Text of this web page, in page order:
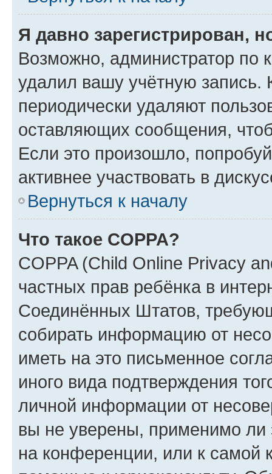
Я давно зарегистрирован,
Возможно, администратор по
удалил вашу учётную запись.
периодически удаляют
оставляющих сообщения,
Если это произошло,
активнее участвовать в
Вернуться к началу
Что такое COPPA?
COPPA (Child Online Privacy
частных прав ребёнка в
Соединённых Штатов,
собирать информацию от
иметь на это письменное
иного вида подтверждения
личной информации от
вы не уверены, применимо ли
на конференции, или к самой